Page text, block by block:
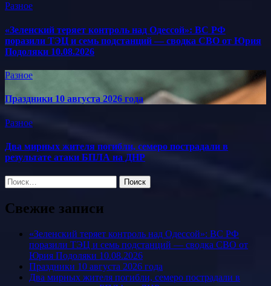
Разное
«Зеленский теряет контроль над Одессой»: ВС РФ
поразили ТЭЦ и семь подстанций — сводка СВО от Юрия
Подоляки 10.08.2026
Разное
Праздники 10 августа 2026 года
Разное
Два мирных жителя погибли, семеро пострадали в
результате атаки БПЛА на ДНР
Найти:
Свежие записи
«Зеленский теряет контроль над Одессой»: ВС РФ
поразили ТЭЦ и семь подстанций — сводка СВО от
Юрия Подоляки 10.08.2026
Праздники 10 августа 2026 года
Два мирных жителя погибли, семеро пострадали в